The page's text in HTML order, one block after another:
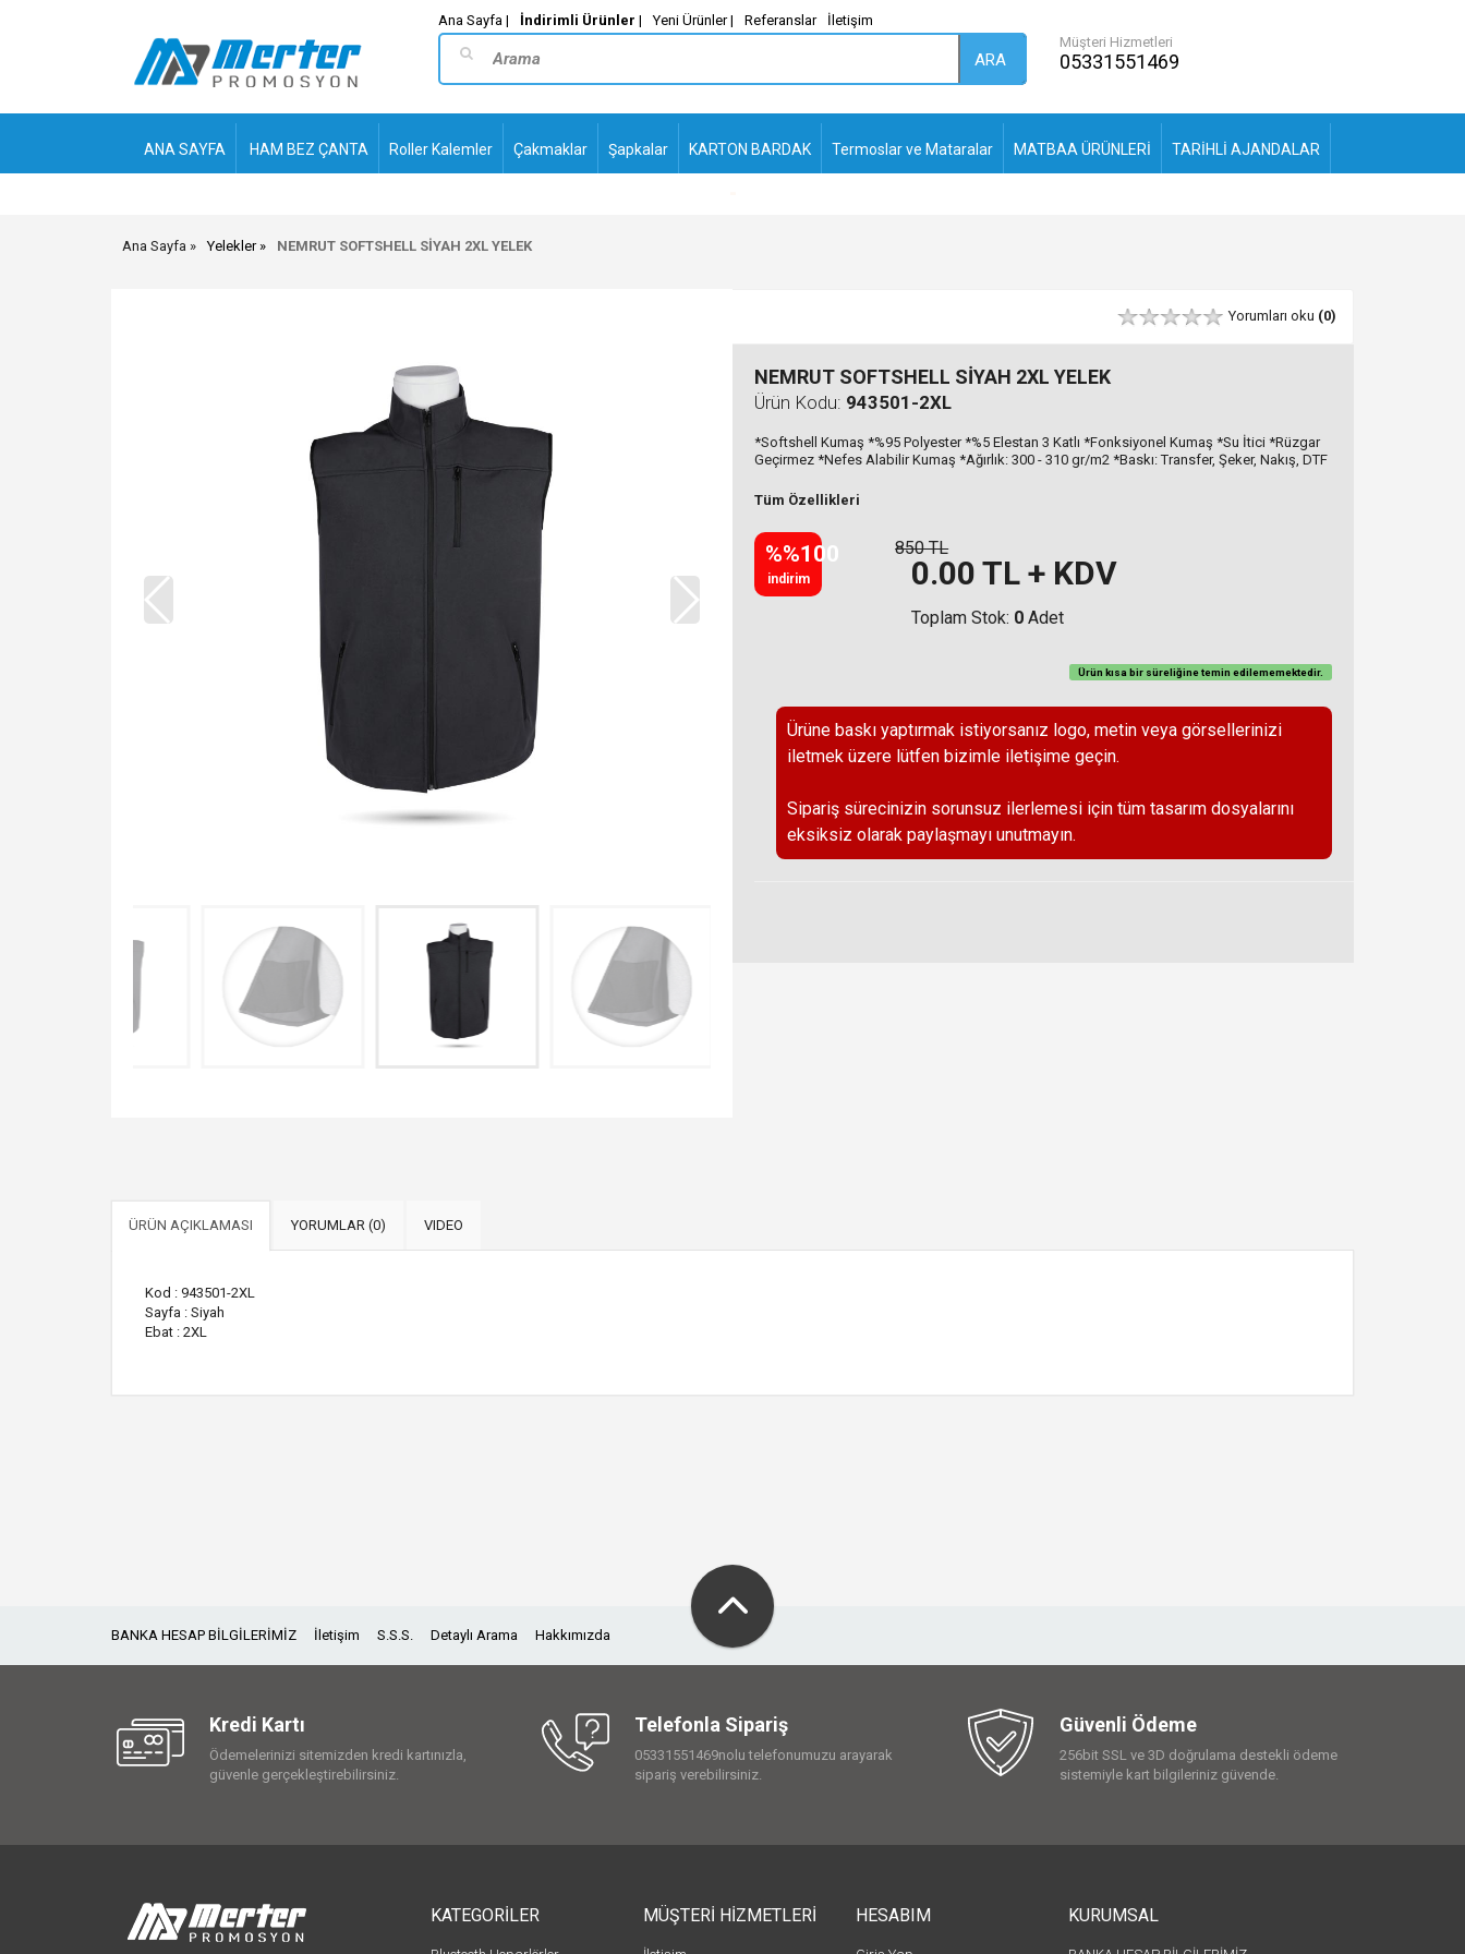
Ana Sayfa | İndirimli Ürünler | Yeni Ürünler | Referanslar İletişim
ARA
Müşteri Hizmetleri
05331551469
ANA SAYFA HAM BEZ ÇANTA Roller Kalemler Çakmaklar Şapkalar KARTON BARDAK Termoslar ve Mataralar MATBAA ÜRÜNLERİ TARİHLİ AJANDALAR
Ana Sayfa Yelekler NEMRUT SOFTSHELL SİYAH 2XL YELEK
Yorumları oku (0)
NEMRUT SOFTSHELL SİYAH 2XL YELEK
Ürün Kodu: 943501-2XL
*Softshell Kumaş *%95 Polyester *%5 Elestan 3 Katlı *Fonksiyonel Kumaş *Su İtici *Rüzgar
Geçirmez *Nefes Alabilir Kumaş *Ağırlık: 300 - 310 gr/m2 *Baskı: Transfer, Şeker, Nakış, DTF
Tüm Özellikleri
%%100
indirim
850 TL
0.00 TL + KDV
Toplam Stok: 0 Adet
Ürün kısa bir süreliğine teminedilememektedir.
Ürüne baskı yaptırmak istiyorsanız logo, metin veya görsellerinizi
iletmek üzere lütfen bizimle iletişime geçin.
Sipariş sürecinizin sorunsuz ilerlemesi için tüm tasarım dosyalarını
eksiksiz olarak paylaşmayı unutmayın.
ÜRÜN AÇIKLAMASI YORUMLAR (0) VIDEO
Kod : 943501-2XL
Sayfa : Siyah
Ebat : 2XL
BANKA HESAP BİLGİLERİMİZ İletişim S.S.S. Detaylı Arama Hakkımızda
Kredi Kartı
Ödemelerinizi sitemizden kredi kartınızla,
güvenle gerçekleştirebilirsiniz.
Telefonla Sipariş
05331551469nolu telefonumuzu arayarak
sipariş verebilirsiniz.
Güvenli Ödeme
256bit SSL ve 3D doğrulama destekli ödeme
sistemiyle kart bilgileriniz güvende.
KATEGORİLER MÜŞTERİ HİZMETLERİ HESABIM KURUMSAL